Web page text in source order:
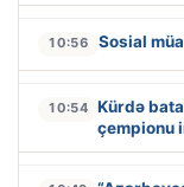
10:56 Sosial
10:54 Kürdə
çempionu